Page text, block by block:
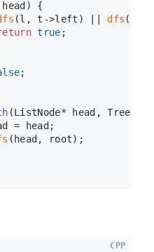
{
(l, t->left) || dfs (l,
true ;
;
(ListNode* head,
= head;
(head, root);
CPP